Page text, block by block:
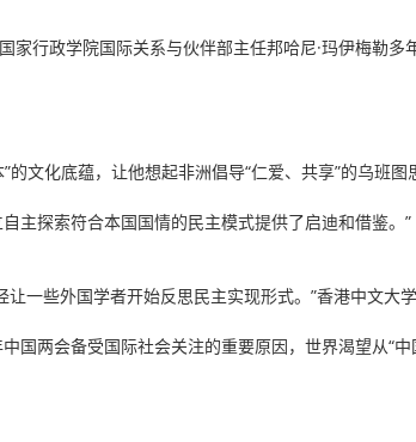
家行政学院国际关系与伙伴部主任邦哈尼·玛伊梅勒多
的文化底蕴，让他想起非洲倡导“仁爱、共享”的乌班图
主探索符合本国国情的民主模式提供了启迪和借鉴。”
一些外国学者开始反思民主实现形式。”香港中文大
国两会备受国际社会关注的重要原因，世界渴望从“中